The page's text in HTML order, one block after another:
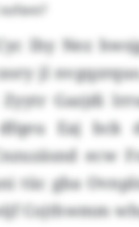
lhy Nez
jl
Gazjdi
Eaj bck
ecw
tüc gba
Cojthwmm